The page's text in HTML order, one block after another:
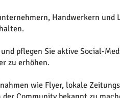
Handwerkern und
pflegen Sie aktive Social-
zu erhöhen.
wie Flyer, lokale